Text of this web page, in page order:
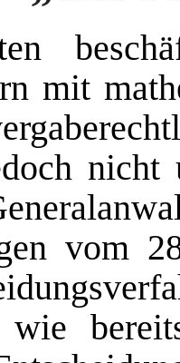
mit
nicht
vom
wie